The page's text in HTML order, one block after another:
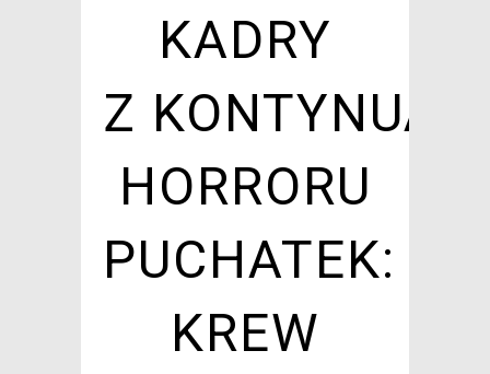
KADRY
Z
HORRORU
PUCHATEK:
KREW